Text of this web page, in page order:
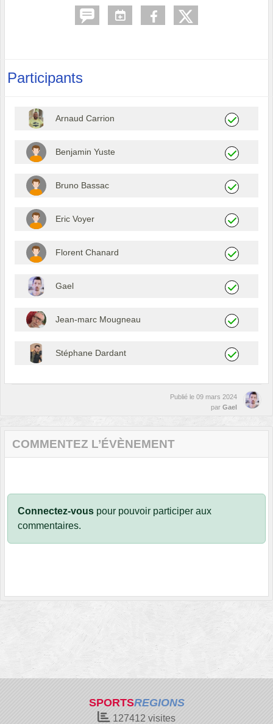
Participants
Arnaud Carrion
Benjamin Yuste
Bruno Bassac
Eric Voyer
Florent Chanard
Gael
Jean-marc Mougneau
Stéphane Dardant
Publié le 09 mars 2024
par Gael
COMMENTEZ L’ÉVÈNEMENT
Connectez-vous pour pouvoir participer aux
commentaires.
SPORTSREGIONS
127412 visites